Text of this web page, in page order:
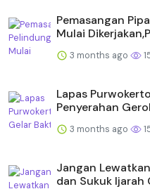
Pemasangan
Mulai
3 months ago
Lapas
Penyerahan
3 months ago
Jangan
dan Sukuk Ijarah